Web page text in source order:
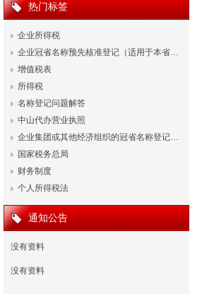
热门标签
企业所得税
企业冠省名称预先核准登记（适用于本省…
增值税表
所得税
名称登记问题解答
中山代办营业执照
企业集团或其他经济组织的冠省名称登记…
国家税务总局
财务制度
个人所得税法
通知公告
没有资料
没有资料